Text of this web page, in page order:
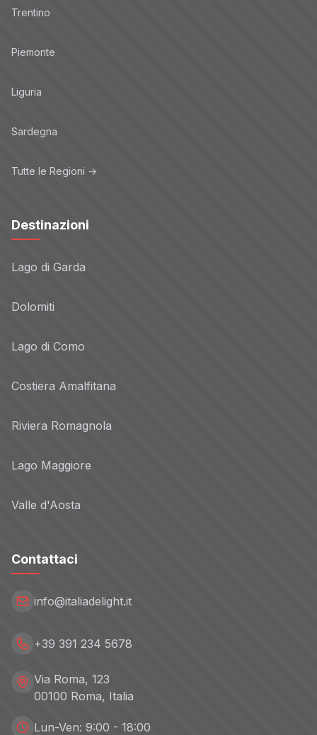
Trentino
Piemonte
Liguria
Sardegna
Tutte le Regioni →
Destinazioni
Lago di Garda
Dolomiti
Lago di Como
Costiera Amalfitana
Riviera Romagnola
Lago Maggiore
Valle d'Aosta
Contattaci
info@italiadelight.it
+39 391 234 5678
Via Roma, 123
00100 Roma, Italia
Lun-Ven: 9:00 - 18:00